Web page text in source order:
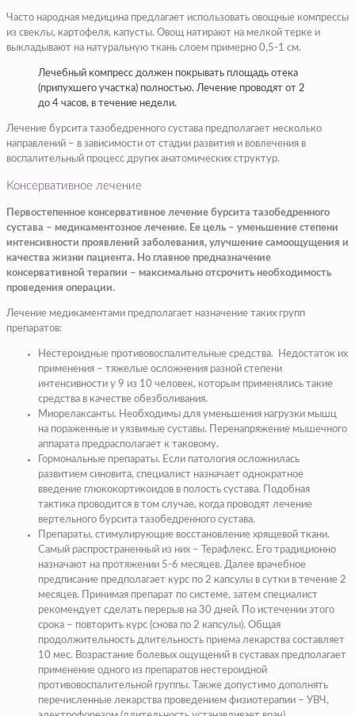
Часто народная медицина предлагает использовать овощные компрессы
из свеклы, картофеля, капусты. Овощ натирают на мелкой терке и
выкладывают на натуральную ткань слоем примерно 0,5-1 см.
Лечебный компресс должен покрывать площадь отека
(припухшего участка) полностью. Лечение проводят от 2
до 4 часов, в течение недели.
Лечение бурсита тазобедренного сустава предполагает несколько
направлений – в зависимости от стадии развития и вовлечения в
воспалительный процесс других анатомических структур.
Консервативное лечение
Первостепенное консервативное лечение бурсита тазобедренного
сустава – медикаментозное лечение. Ее цель – уменьшение степени
интенсивности проявлений заболевания, улучшение самоощущения и
качества жизни пациента. Но главное предназначение
консервативной терапии – максимально отсрочить необходимость
проведения операции.
Лечение медикаментами предполагает назначение таких групп
препаратов:
Нестероидные противовоспалительные средства. Недостаток их
применения – тяжелые осложнения разной степени
интенсивности у 9 из 10 человек, которым применялись такие
средства в качестве обезболивания.
Миорелаксанты. Необходимы для уменьшения нагрузки мышц
на пораженные и уязвимые суставы. Перенапряжение мышечного
аппарата предрасполагает к таковому.
Гормональные препараты. Если патология осложнилась
развитием синовита, специалист назначает однократное
введение глюкокортикоидов в полость сустава. Подобная
тактика проводится в том случае, когда проводят лечение
вертельного бурсита тазобедренного сустава.
Препараты, стимулирующие восстановление хрящевой ткани.
Самый распространенный из них – Терафлекс. Его традиционно
назначают на протяжении 5-6 месяцев. Далее врачебное
предписание предполагает курс по 2 капсулы в сутки в течение 2
месяцев. Принимая препарат по системе, затем специалист
рекомендует сделать перерыв на 30 дней. По истечении этого
срока – повторить курс (снова по 2 капсулы). Общая
продолжительность длительность приема лекарства составляет
10 мес. Возрастание болевых ощущений в суставах предполагает
применение одного из препаратов нестероидной
противовоспалительной группы. Также допустимо дополнять
перечисленные лекарства проведением физиотерапии – УВЧ,